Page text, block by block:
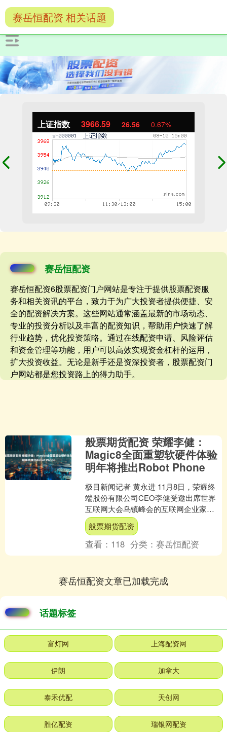
上证指数 3966.59 26.56 0.67%
赛岳恒配资
赛岳恒配资6股票配资门户网站是专注于提供股票配资服
务和相关资讯的平台，致力于为广大投资者提供便捷、安
全的配资解决方案。这些网站通常涵盖最新的市场动态、
专业的投资分析以及丰富的配资知识，帮助用户快速了解
行业趋势，优化投资策略。通过在线配资申请、风险评估
和资金管理等功能，用户可以高效实现资金杠杆的运用，
扩大投资收益。无论是新手还是资深投资者，股票配资门
户网站都是您投资路上的得力助手。
赛岳恒配资 相关话题
般票期货配资 荣耀李健：
Magic8全面重塑软硬件体验
明年将推出Robot Phone
极目新闻记者 黄永进 11月8日，荣耀终
端股份有限公司CEO李健受邀出席世界
互联网大会乌镇峰会的互联网企业家论
坛，分享AI终端领域的创新实践与阿尔法
战略落地进展....
般票期货配资
查看： 118 分类：赛岳恒配资
赛岳恒配资文章已加载完成
话题标签
富灯网 上海配资网
伊朗 加拿大
泰禾优配 天创网
胜亿配资 瑞银网配资